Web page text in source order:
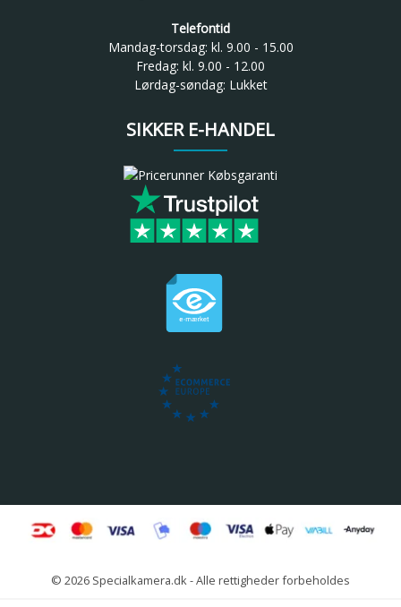
Telefontid
Mandag-torsdag: kl. 9.00 - 15.00
Fredag: kl. 9.00 - 12.00
Lørdag-søndag: Lukket
SIKKER E-HANDEL
© 2026 Specialkamera.dk - Alle rettigheder forbeholdes